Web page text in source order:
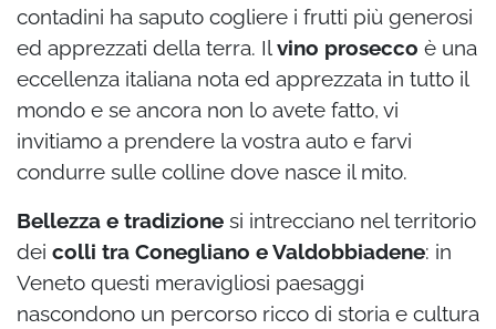
contadini ha saputo cogliere i frutti più generosi
ed apprezzati della terra. Ilvino prosecco è una
eccellenza italiana nota ed apprezzata in tutto il
mondo e se ancora non lo avete fatto, vi
invitiamo a prendere la vostra auto e farvi
condurre sulle colline dove nasce il mito.
Bellezza e tradizione si intrecciano nel territorio
dei colli tra Conegliano e Valdobbiadene: in
Veneto questi meravigliosi paesaggi
nascondono un percorso ricco di storia e cultura